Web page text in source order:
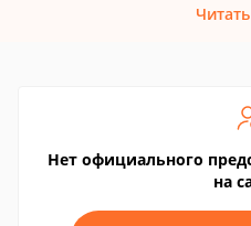
Нет официального
на